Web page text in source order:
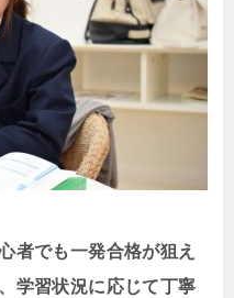
者でも一発合格が狙え
学習状況に応じて丁寧